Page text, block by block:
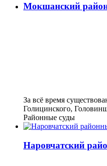
Мокшанский
За всё время
Голицинского,
Районные суды
Наровчатский